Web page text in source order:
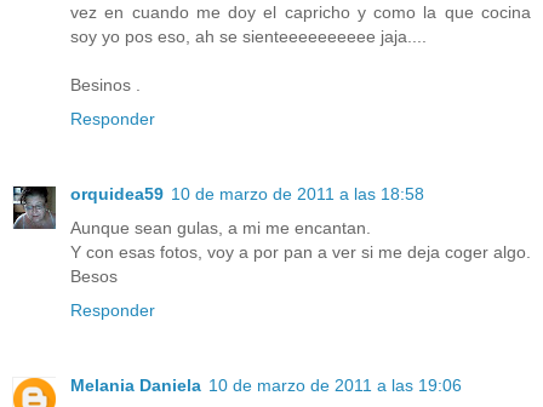
vez en cuando me doy el capricho y como la que cocina
soy yo pos eso, ah se sienteeeeeeeeee jaja....
Besinos .
Responder
orquidea59 10 de marzo de 2011 a las 18:58
Aunque sean gulas, a mi me encantan.
Y con esas fotos, voy a por pan a ver si me deja coger algo.
Besos
Responder
Melania Daniela 10 de marzo de 2011 a las 19:06